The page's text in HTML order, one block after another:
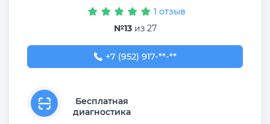
1 отзыв
№13из 27
+7 (952) 917-86-21
+7 (952) 917-**-**
Бесплатная
диагностика